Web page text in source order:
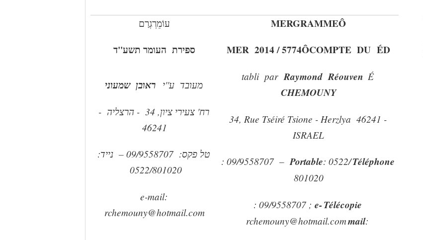
Ô
MERGRAMME עוֹמֵרְגְרַם
D
É
COMPTE DU
Ô
MER 2014 / 5774 ספירת העומר תשע''ד
É
tabli parRaymond Réouven
CHEMOUNY
34, Rue Tséiré Tsione - Herzlya 46241 -
ISRAEL
Téléphone
: 09/9558707 –Portable: 0522/
801020
Télécopie
: 09/9558707 ; e-
mail:
rchemouny@hotmail.com
מעובד ע''י ראובן שמעוני
רח' צעירי ציון, 34 - הרצליה -
46241
טל פקס: 09/9558707 – נייד:
0522/801020
e-mail:
rchemouny@hotmail.com